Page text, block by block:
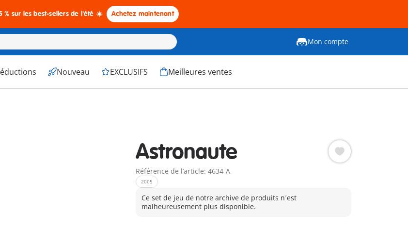
% sur les best-sellers de l'été ☀️ Achetez maintenant
Mon compte
Nouveau EXCLUSIFS Meilleures ventes
Astronaute
Référence de l’article: 4634-A
2005
Ce set de jeu de notre archive de produits n´est
malheureusement plus disponible.